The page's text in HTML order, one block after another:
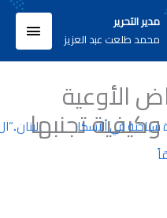
مدير التحرير
محمد طلعت عبد العزيز
الأوعية
تجنبها